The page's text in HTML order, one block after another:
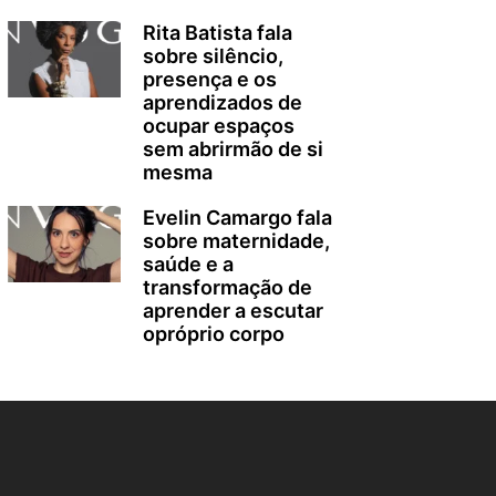
Rita Batista fala
sobre silêncio,
presença e os
aprendizados de
ocupar espaços
sem abrirmão de si
mesma
Evelin Camargo fala
sobre maternidade,
saúde e a
transformação de
aprender a escutar
opróprio corpo